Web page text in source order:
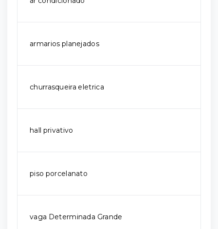
armarios planejados
churrasqueira eletrica
hall privativo
piso porcelanato
vaga Determinada Grande